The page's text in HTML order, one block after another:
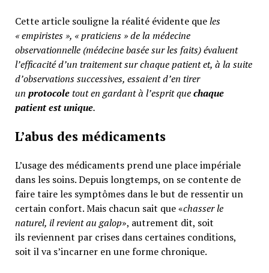
Cette article souligne la réalité évidente queles
« empiristes », « praticiens » de la médecine
observationnelle (médecine basée sur les faits) évaluent
l’efficacité d’un traitement sur chaque patient et, à la suite
d’observations successives, essaient d’en tirer
un protocoletout en gardant à l’esprit quechaque
patient est unique.
L’abus des médicaments
L’usage des médicaments prend une place impériale
dans les soins. Depuis longtemps, on se contente de
faire taire les symptômes dans le but de ressentir un
certain confort. Mais chacun sait que «chasser le
naturel, il revient au galop», autrement dit, soit
ils reviennent par crises dans certaines conditions,
soit il va s’incarner en une forme chronique.